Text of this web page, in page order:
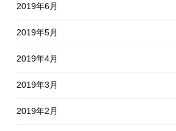
2019年6月
2019年5月
2019年4月
2019年3月
2019年2月